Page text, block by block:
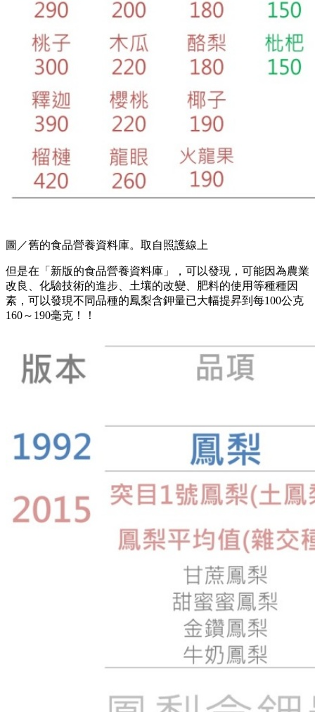
圖／舊的食品營養資料庫。取自照護線上
但是在「新版的食品營養資料庫」，可以發現，可能因為農業
改良、化驗技術的進步、土壤的改變、肥料的使用等種種因
素，可以發現不同品種的鳳梨含鉀量已大幅提昇到每100公克
160～190毫克！！